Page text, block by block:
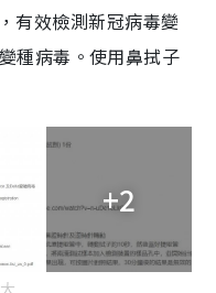
有效檢測新冠病毒變
種病毒。使用鼻拭子
+2